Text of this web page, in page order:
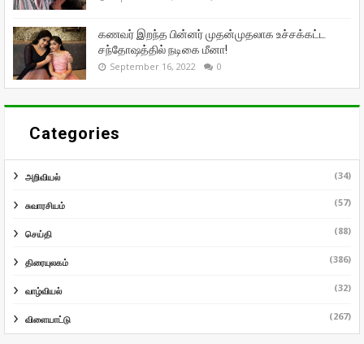
கணவர் இறந்த பின்னர் முதன்முதலாக உச்சக்கட்ட
சந்தோஷத்தில் நடிகை மீனா!
September 16, 2022 0
Categories
அறிவியல் (34)
சுவாரசியம் (57)
செய்தி (88)
திரையுலகம் (386)
வாழ்வியல் (32)
விளையாட்டு (267)